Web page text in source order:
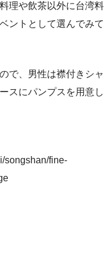
理や飲茶以外に台湾料
ントとして選んでみて
で、男性は襟付きシャ
スにパンプスを用意し
songshan/fine-